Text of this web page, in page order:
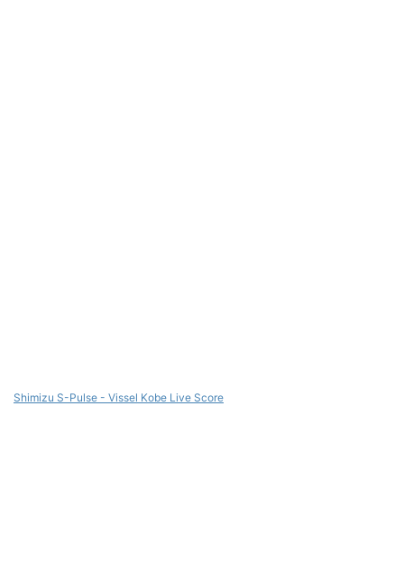
Shimizu S-Pulse - Vissel Kobe Live Score